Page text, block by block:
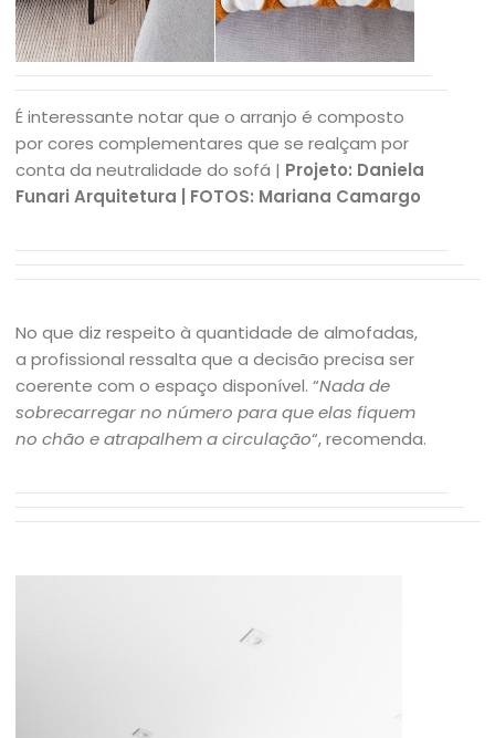
É interessante notar que o arranjo é composto
por cores complementares que se realçam por
conta da neutralidade do sofá | Projeto: Daniela
Funari Arquitetura | FOTOS: Mariana Camargo
No que diz respeito à quantidade de almofadas,
a profissional ressalta que a decisão precisa ser
coerente com o espaço disponível. “Nada de
sobrecarregar no número para que elas fiquem
no chão e atrapalhem a circulação“, recomenda.